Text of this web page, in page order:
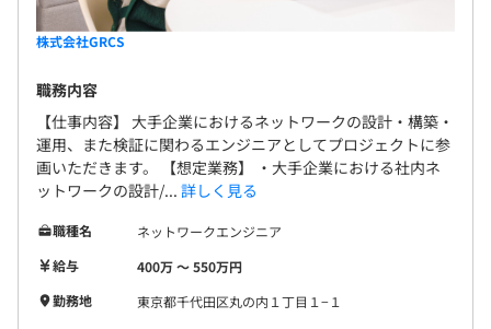
株式会社GRCS
職務内容
【仕事内容】 大手企業におけるネットワークの設計・構築・
運用、また検証に関わるエンジニアとしてプロジェクトに参
画いただきます。 【想定業務】 ・大手企業における社内ネ
ットワークの設計/... 詳しく見る
職種名
ネットワークエンジニア
給与
400万 〜 550万円
勤務地
東京都千代田区丸の内１丁目１−１